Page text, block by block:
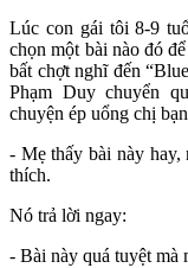
Lúc con gái tôi 8-9
chọn một bài nào đó
bất chợt nghĩ đến
Phạm Duy chuyển
chuyện ép uổng chị
- Mẹ thấy bài này hay,
thích.
Nó trả lời ngay:
- Bài này quá tuyệt mà